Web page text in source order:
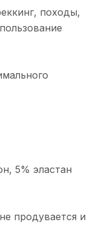
походы,
5% эластан
продувается и